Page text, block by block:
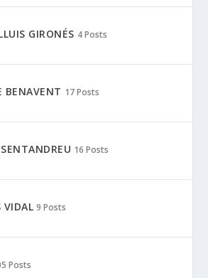
GIRONÉS 4 Posts
BENAVENT 17 Posts
16 Posts
VIDAL 9 Posts
Posts